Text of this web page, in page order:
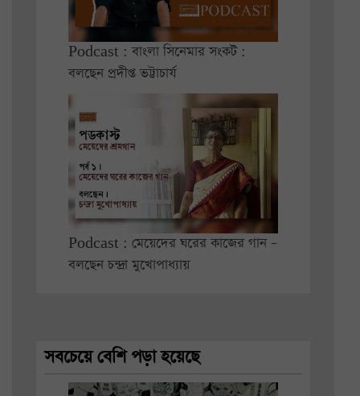
Podcast : বাংলা সিনেমার সংকট :
বলছেন প্রদীপ্ত ভট্টাচার্য
Podcast : মেয়েদের ঘরের কাজের গান –
বলছেন চন্দ্রা মুখোপাধ্যায়
সবচেয়ে বেশি পড়া হয়েছে